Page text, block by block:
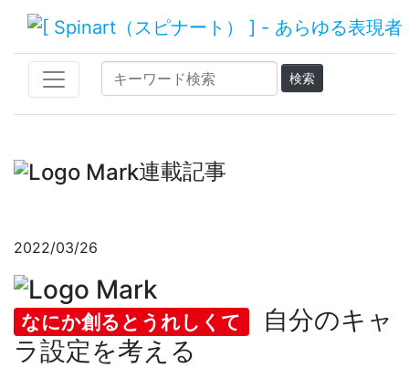
連載記事
2022/03/26
なにか創るとうれしくて
自分のキャ
ラ設定を考える